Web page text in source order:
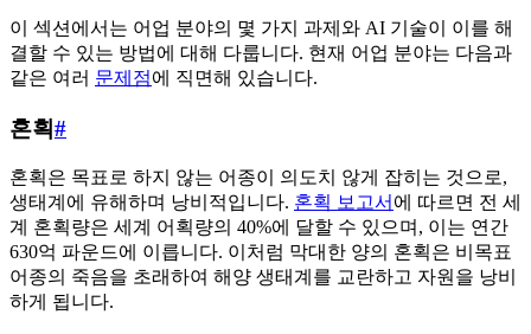
이 섹션에서는 어업 분야의 몇 가지 과제와 AI 기술이 이를 해
결할 수 있는 방법에 대해 다룹니다. 현재 어업 분야는 다음과
같은 여러 문제점에 직면해 있습니다.
혼획#
혼획은 목표로 하지 않는 어종이 의도치 않게 잡히는 것으로,
생태계에 유해하며 낭비적입니다. 혼획 보고서 에 따르면 전 세
계 혼획량은 세계 어획량의 40%에 달할 수 있으며, 이는 연간
630억 파운드에 이릅니다. 이처럼 막대한 양의 혼획은 비목표
어종의 죽음을 초래하여 해양 생태계를 교란하고 자원을 낭비
하게 됩니다.